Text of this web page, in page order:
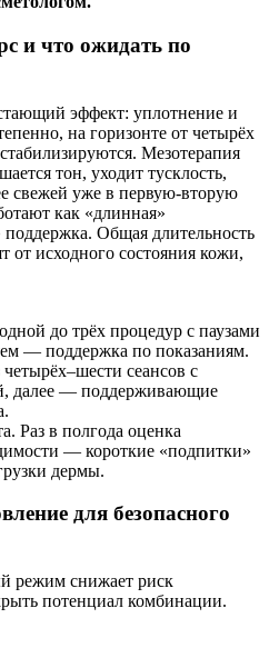
и что ожидать по
эффект: уплотнение и
на горизонте от четырёх
Мезотерапия
тон, уходит тусклость,
свежей уже в первую-вторую
как «длинная»
Общая длительность
от исходного состояния кожи,
до трёх процедур с паузами
— поддержка по показаниям.
сеансов с
далее — поддерживающие
Раз в полгода оценка
— короткие «подпитки»
дермы.
для безопасного
режим снижает риск
потенциал комбинации.